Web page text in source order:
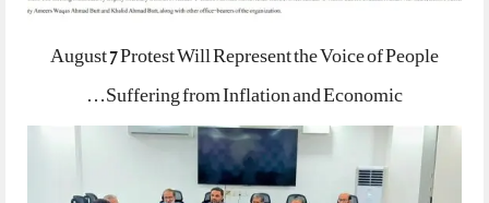
August 7 Protest Will Represent the Voice of People
Suffering from Inflation and Economic…